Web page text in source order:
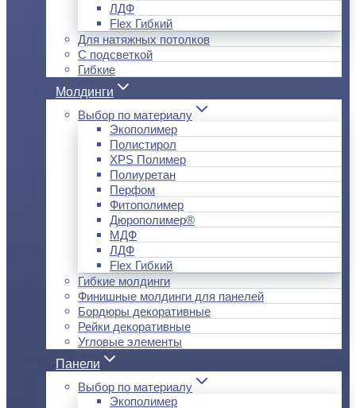
ЛДФ
Flex Гибкий
Для натяжных потолков
С подсветкой
Гибкие
Молдинги
Выбор по материалу
Экополимер
Полистирол
XPS Полимер
Полиуретан
Перфом
Фитополимер
Дюрополимер®
МДФ
ЛДФ
Flex Гибкий
Гибкие молдинги
Финишные молдинги для панелей
Бордюры декоративные
Рейки декоративные
Угловые элементы
Панели
Выбор по материалу
Экополимер